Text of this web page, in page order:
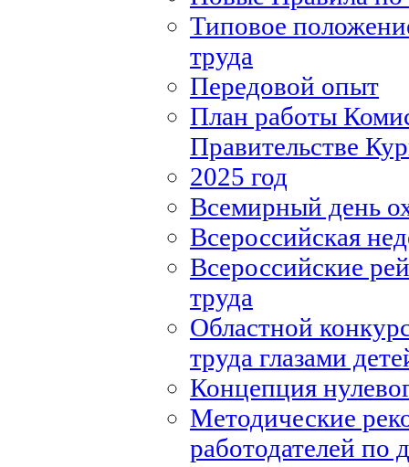
Типовое
труда
Передовой опыт
План работы
Правительстве
2025 год
Всемирный день
Всероссийская
Всероссийские
труда
Областной
труда глазами
Концепция
Методические
работодателей по